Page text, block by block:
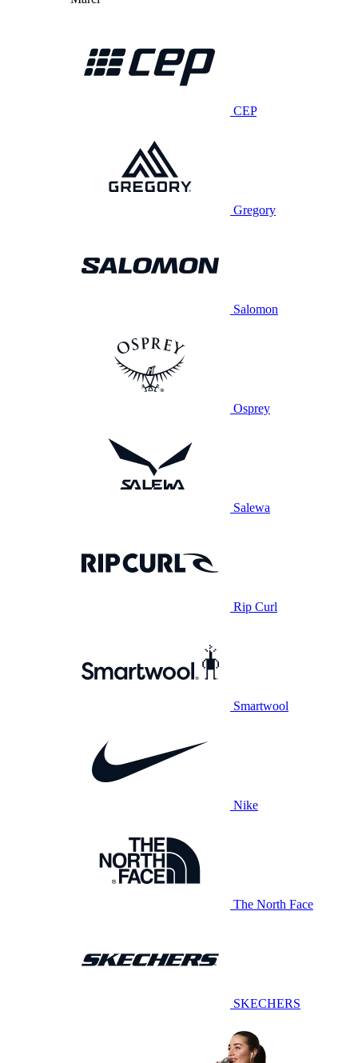
CEP
Gregory
Salomon
Osprey
Salewa
Rip Curl
Smartwool
Nike
The North Face
SKECHERS